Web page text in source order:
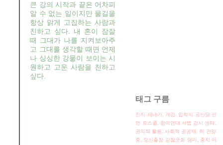
큰 강의 시작과 끝은 어차피
알 수 없는 일이지만 물길을
항상 맑게 고집하는 사람과
친하고 싶다. 내 혼이 잠잘
때 그대가 나를 지켜보아주
고 그대를 생각할 때면 언제
나 싱싱한 강물이 보이는 시
원하고 고운 사람을 친하고
싶다.
태그 구름
진지 새내기, 개강, 입학식
공산당 선
언
로스쿨, 참여연대 사법 감시 센타,
공익적 활동, 사회적 공공재, 쥐
건망
증, 정신출장 강철군화 엄마, 충치 아